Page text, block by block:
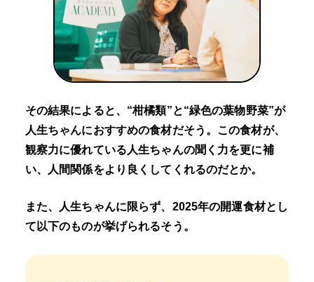
その結果によると、“柑橘類”と“緑色の葉物野菜”が
人生ちゃんにおすすめの食材だそう。この食材が、
観察力に優れている人生ちゃんの聞く力を更に補
い、人間関係をより良くしてくれるのだとか。
また、人生ちゃんに限らず、2025年の開運食材とし
て以下のものが挙げられるそう。